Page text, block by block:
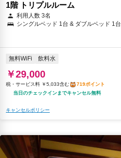
1階 トリプルルーム
利用人数 3名
シングルベッド 1台 & ダブルベッド 1台
無料WiFi 飲料水
￥29,000
税・サービス料 ￥5,033含む
719ポイント
当日のチェックインまでキャンセル無料
キャンセルポリシー